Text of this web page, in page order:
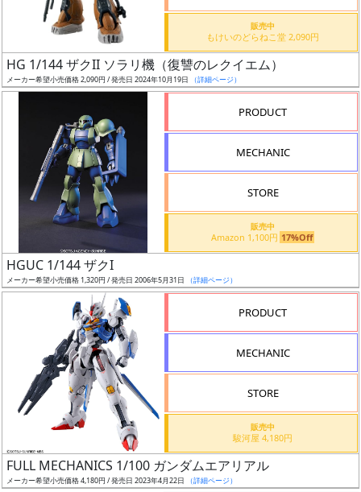
割
引
舗
販売中
もけいのどらねこ堂 2,090円
HG 1/144 ザクII ソラリ機（復讐のレクイエム）
メーカー希望小売価格 2,090円 / 発売日 2024年10月19日 （詳細ページ）
PRODUCT
MECHANIC
STORE
販売中
Amazon 1,100円 17%Off
HGUC 1/144 ザクI
メーカー希望小売価格 1,320円 / 発売日 2006年5月31日 （詳細ページ）
PRODUCT
MECHANIC
STORE
販売中
駿河屋 4,180円
FULL MECHANICS 1/100 ガンダムエアリアル
メーカー希望小売価格 4,180円 / 発売日 2023年4月22日 （詳細ページ）